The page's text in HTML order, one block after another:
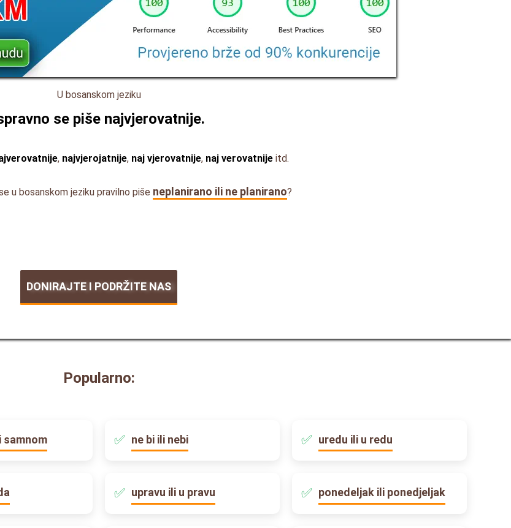
U bosanskom jeziku
se piše najvjerovatnije.
, najvjerojatnije, naj vjerovatnije, naj verovatnije itd.
u bosanskom jeziku pravilno piše neplanirano ili ne planirano?
DONIRAJTE I PODRŽITE NAS
Popularno:
samnom ne bi ili nebi uredu ili u redu
upravu ili u pravu ponedeljak ili ponedjeljak